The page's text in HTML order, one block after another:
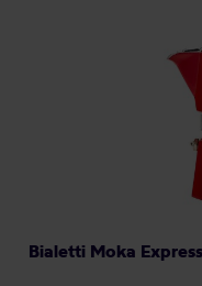
Bialetti Moka